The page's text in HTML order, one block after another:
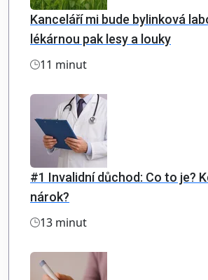
Kanceláří mi bude bylinková
lékárnou pak lesy a louky
11 minut
#1 Invalidní důchod: Co to je?
nárok?
13 minut